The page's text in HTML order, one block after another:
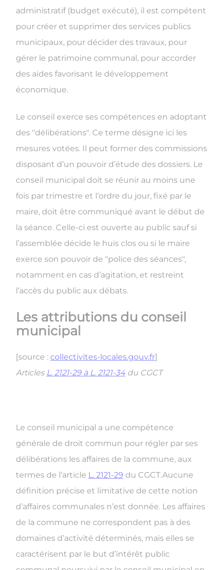
administratif (budget exécuté), il est compétent
pour créer et supprimer des services publics
municipaux, pour décider des travaux, pour
gérer le patrimoine communal, pour accorder
des aides favorisant le développement
économique.
Le conseil exerce ses compétences en adoptant
des "délibérations". Ce terme désigne ici les
mesures votées. Il peut former des commissions
disposant d’un pouvoir d’étude des dossiers. Le
conseil municipal doit se réunir au moins une
fois par trimestre et l’ordre du jour, fixé par le
maire, doit être communiqué avant le début de
la séance. Celle-ci est ouverte au public sauf si
l’assemblée décide le huis clos ou si le maire
exerce son pouvoir de "police des séances",
notamment en cas d’agitation, et restreint
l’accès du public aux débats.
Les attributions du conseil
municipal
[source : collectivites-locales.gouv.fr]
Articles L. 2121-29 à L. 2121-34du CGCT
Le conseil municipal a une compétence
générale de droit commun pour régler par ses
délibérations les affaires de la commune, aux
termes de l’article L. 2121-29 du CGCT.Aucune
définition précise et limitative de cette notion
d’affaires communales n’est donnée. Les affaires
de la commune ne correspondent pas à des
domaines d’activité déterminés, mais elles se
caractérisent par le but d’intérêt public